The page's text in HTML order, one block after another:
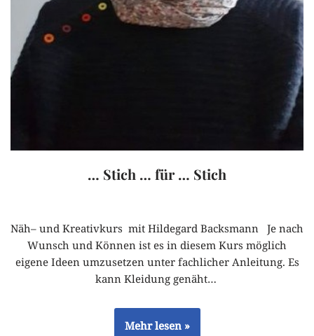
… Stich … für … Stich
Näh– und Kreativkurs mit Hildegard Backsmann Je nach
Wunsch und Können ist es in diesem Kurs möglich
eigene Ideen umzusetzen unter fachlicher Anleitung. Es
kann Kleidung genäht…
Mehr lesen »